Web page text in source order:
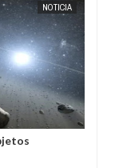
NOTICIA EXTRANOTIX